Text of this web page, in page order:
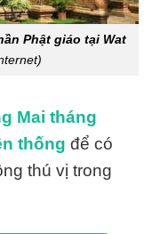
Phật giáo tại Wat
Mai tháng
thống để có
thú vị trong